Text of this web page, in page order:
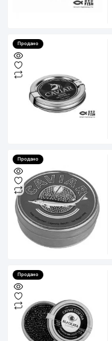
Продано
Продано
Продано